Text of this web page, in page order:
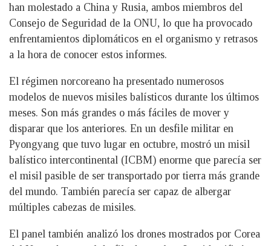
han molestado a China y Rusia, ambos miembros del
Consejo de Seguridad de la ONU, lo que ha provocado
enfrentamientos diplomáticos en el organismo y retrasos
a la hora de conocer estos informes.
El régimen norcoreano ha presentado numerosos
modelos de nuevos misiles balísticos durante los últimos
meses. Son más grandes o más fáciles de mover y
disparar que los anteriores. En un desfile militar en
Pyongyang que tuvo lugar en octubre, mostró un misil
balístico intercontinental (ICBM) enorme que parecía ser
el misil pasible de ser transportado por tierra más grande
del mundo. También parecía ser capaz de albergar
múltiples cabezas de misiles.
El panel también analizó los drones mostrados por Corea